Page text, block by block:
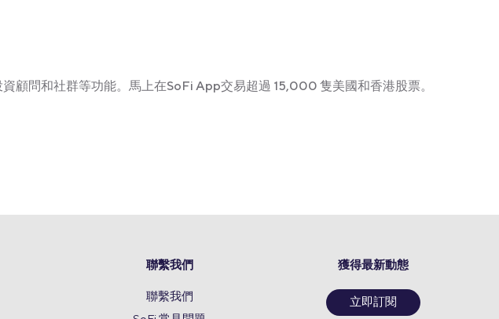
顧問和社群等功能。馬上在SoFi App交易超過 15,000 隻美國和香港股票。
聯繫我們
聯繫我們
獲得最新動態
立即訂閱